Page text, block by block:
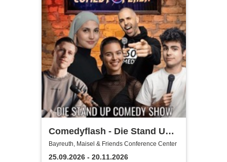
Comedyflash - Die Stand Up
Comedy Show
Bayreuth, Maisel & Friends Conference Center
25.09.2026 - 20.11.2026